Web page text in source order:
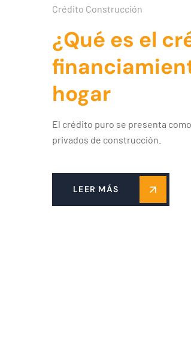
Crédito Construcción
¿Qué es el
hogar
El crédito puro se presenta
privados de construcción.
LEER MÁS